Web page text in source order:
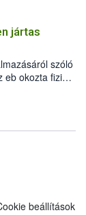
jártas
szóló
okozta fizikai
és annak
szakértőt.
beállítások